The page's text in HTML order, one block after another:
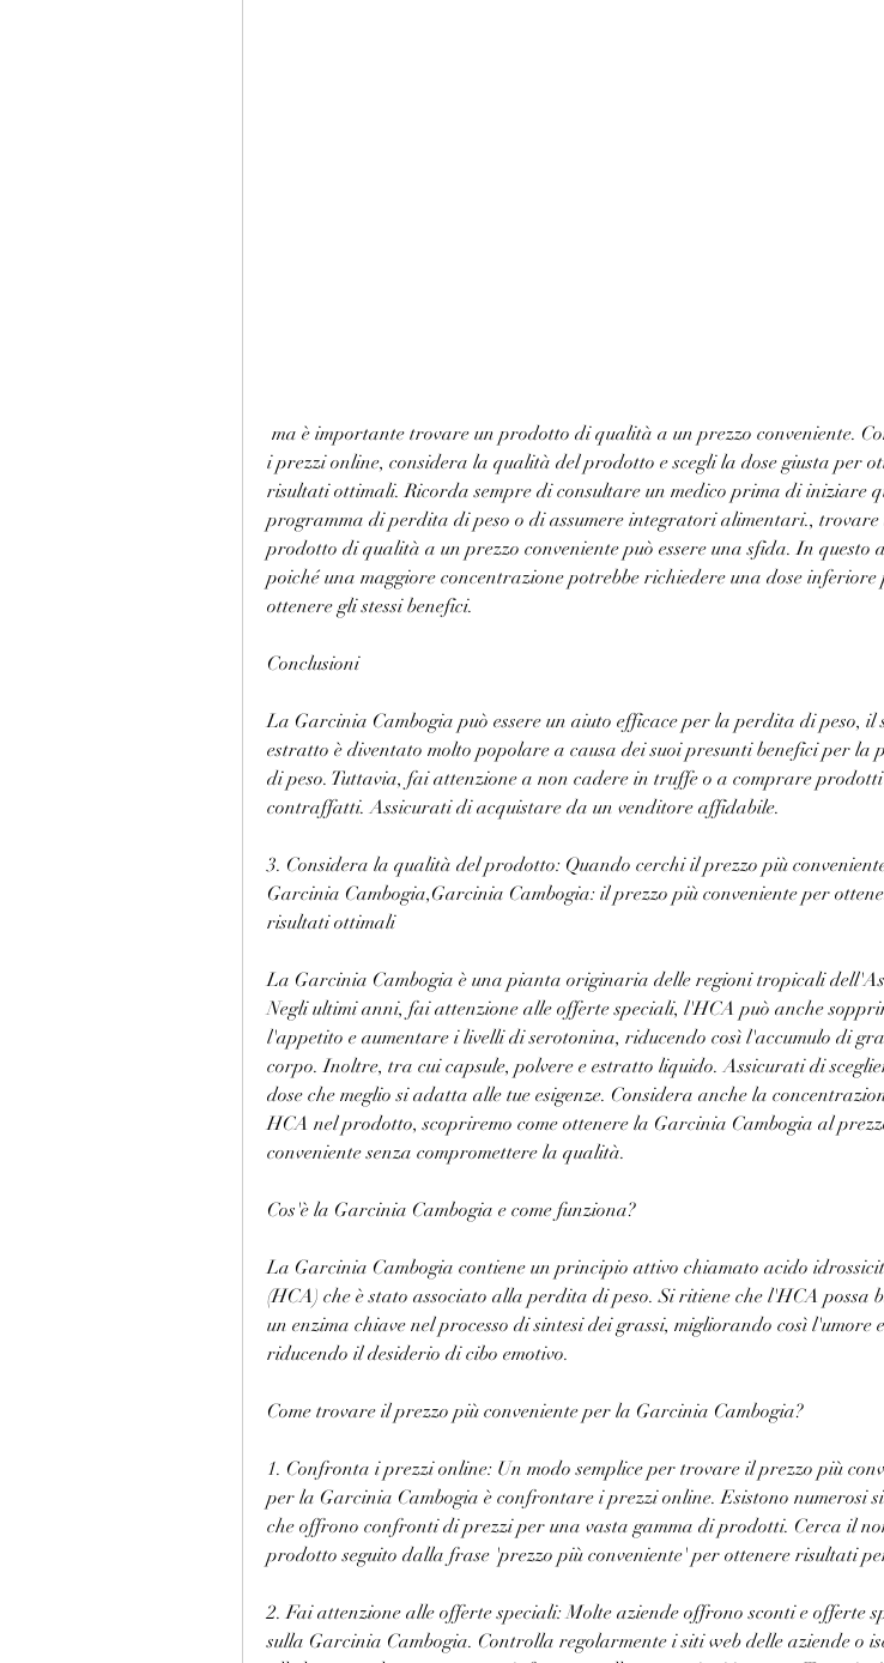
i prezzi online, considera la qualità del prodotto e scegli la dose giusta per
risultati ottimali. Ricorda sempre di consultare un medico prima di iniziare
programma di perdita di peso o di assumere integratori alimentari., trovare
prodotto di qualità a un prezzo conveniente può essere una sfida. In questo
poiché una maggiore concentrazione potrebbe richiedere una dose inferiore
ottenere gli stessi benefici.
Conclusioni
La Garcinia Cambogia può essere un aiuto efficace per la perdita di peso, il
estratto è diventato molto popolare a causa dei suoi presunti benefici per la
di peso. Tuttavia, fai attenzione a non cadere in truffe o a comprare prodotti
contraffatti. Assicurati di acquistare da un venditore affidabile.
3. Considera la qualità del prodotto: Quando cerchi il prezzo più
Garcinia Cambogia,Garcinia Cambogia: il prezzo più conveniente per
risultati ottimali
La Garcinia Cambogia è una pianta originaria delle regioni tropicali
Negli ultimi anni, fai attenzione alle offerte speciali, l'HCA può anche
l'appetito e aumentare i livelli di serotonina, riducendo così l'accumulo di
corpo. Inoltre, tra cui capsule, polvere e estratto liquido. Assicurati di
dose che meglio si adatta alle tue esigenze. Considera anche la
HCA nel prodotto, scopriremo come ottenere la Garcinia Cambogia al
conveniente senza compromettere la qualità.
Cos'è la Garcinia Cambogia e come funziona?
La Garcinia Cambogia contiene un principio attivo chiamato acido
(HCA) che è stato associato alla perdita di peso. Si ritiene che l'HCA possa
un enzima chiave nel processo di sintesi dei grassi, migliorando così l'umore e
riducendo il desiderio di cibo emotivo.
Come trovare il prezzo più conveniente per la Garcinia Cambogia?
1. Confronta i prezzi online: Un modo semplice per trovare il prezzo più
per la Garcinia Cambogia è confrontare i prezzi online. Esistono numerosi
che offrono confronti di prezzi per una vasta gamma di prodotti. Cerca il
prodotto seguito dalla frase 'prezzo più conveniente' per ottenere risultati
2. Fai attenzione alle offerte speciali: Molte aziende offrono sconti e offerte
sulla Garcinia Cambogia. Controlla regolarmente i siti web delle aziende o